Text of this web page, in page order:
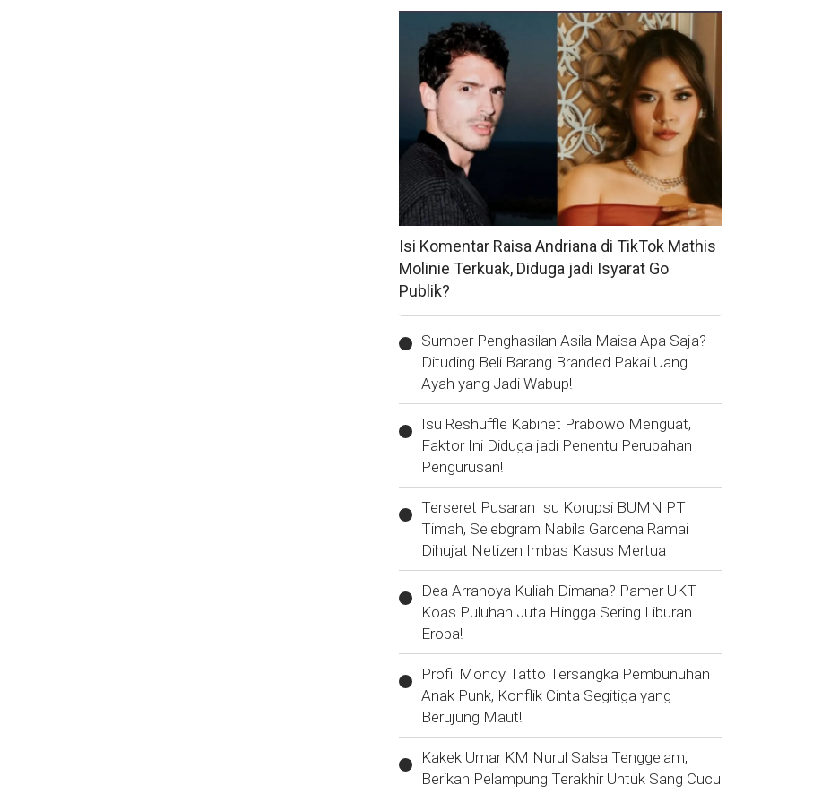
Isi Komentar Raisa Andriana di TikTok Mathis
Molinie Terkuak, Diduga jadi Isyarat Go
Publik?
Sumber Penghasilan Asila Maisa Apa Saja?
Dituding Beli Barang Branded Pakai Uang
Ayah yang Jadi Wabup!
Isu Reshuffle Kabinet Prabowo Menguat,
Faktor Ini Diduga jadi Penentu Perubahan
Pengurusan!
Terseret Pusaran Isu Korupsi BUMN PT
Timah, Selebgram Nabila Gardena Ramai
Dihujat Netizen Imbas Kasus Mertua
Dea Arranoya Kuliah Dimana? Pamer UKT
Koas Puluhan Juta Hingga Sering Liburan
Eropa!
Profil Mondy Tatto Tersangka Pembunuhan
Anak Punk, Konflik Cinta Segitiga yang
Berujung Maut!
Kakek Umar KM Nurul Salsa Tenggelam,
Berikan Pelampung Terakhir Untuk Sang Cucu